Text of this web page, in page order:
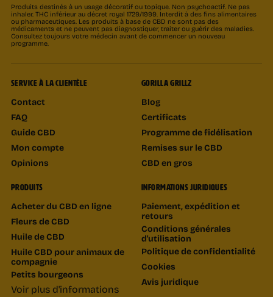
Produits destinés à un usage décoratif ou topique. Non psychoactif. Ne pas
inhaler. THC inférieur au décret royal 1729/1999. Interdit à des fins alimentaires
ou pharmaceutiques. Les produits à base de CBD ne sont pas des
médicaments et ne peuvent pas diagnostiquer, traiter ou guérir des maladies.
Consultez toujours votre médecin avant de commencer un nouveau
programme.
SERVICE À LA CLIENTÈLE
Contact
FAQ
Guide CBD
Mon compte
Opinions
GORILLA GRILLZ
Blog
Certificats
Programme de fidélisation
Remises sur le CBD
CBD en gros
PRODUITS
Acheter du CBD en ligne
Fleurs de CBD
Huile de CBD
Huile CBD pour animaux de
compagnie
Petits bourgeons
Voir plus d'informations
INFORMATIONS JURIDIQUES
Paiement, expédition et
retours
Conditions générales
d'utilisation
Politique de confidentialité
Cookies
Avis juridique